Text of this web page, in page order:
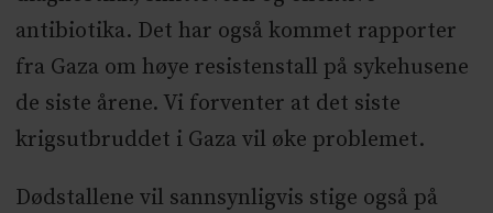
antibiotika. Det har også kommet rapporter
fra Gaza om høye resistenstall på sykehusene
de siste årene. Vi forventer at det siste
krigsutbruddet i Gaza vil øke problemet.
Dødstallene vil sannsynligvis stige også på